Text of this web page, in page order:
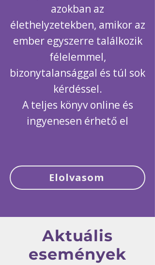
azokban az
élethelyzetekben, amikor az
ember egyszerre találkozik
félelemmel,
bizonytalansággal és túl sok
kérdéssel.
A teljes könyv online és
ingyenesen érhető el
Elolvasom
Aktuális
események